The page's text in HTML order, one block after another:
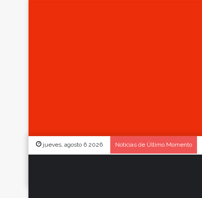
jueves, agosto 6 2026 Noticias de Último Momento